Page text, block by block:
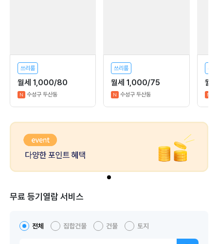
쓰리룸
월세 1,000/80
N 수성구 두산동
쓰리룸
월세 1,000/75
N 수성구 두산동
투룸
월
N
무료 등기열람 서비스
전체 집합건물 건물 토지